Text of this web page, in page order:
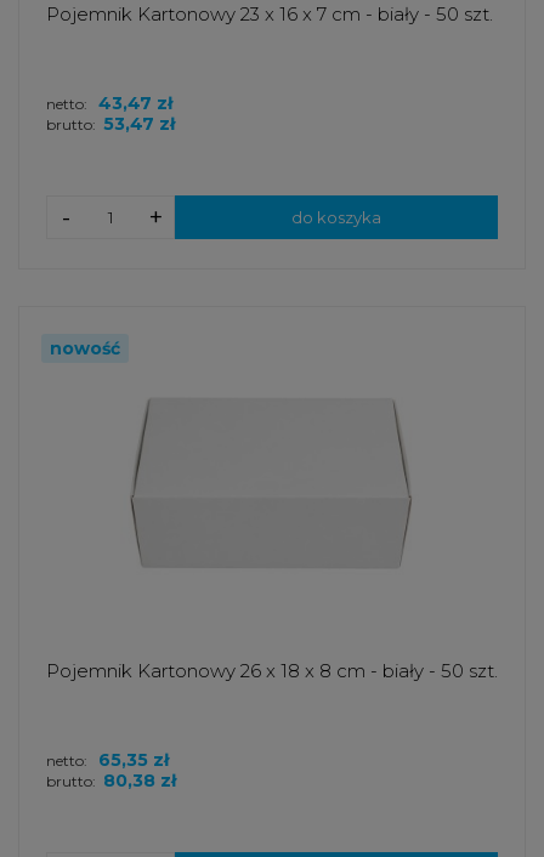
Pojemnik Kartonowy 23 x 16 x 7 cm - biały - 50 szt.
brutto: 53,47 zł
netto: 43,47 zł
+
- do koszyka
Pojemnik Kartonowy 26 x 18 x 8 cm - biały - 50 szt.
brutto: 80,38 zł
netto: 65,35 zł
nowość